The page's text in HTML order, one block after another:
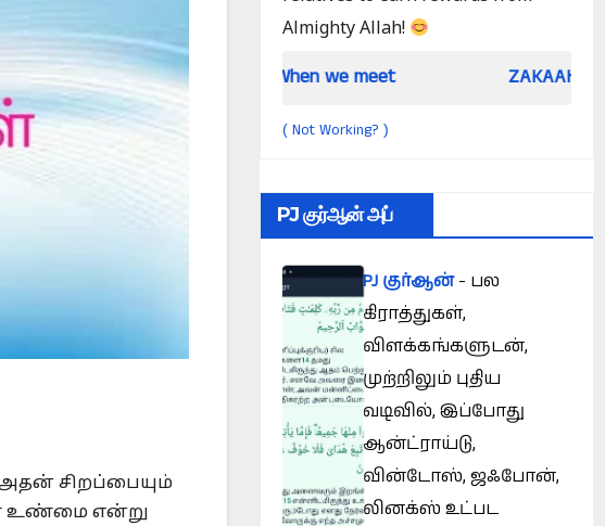
அதன் சிறப்பையும்
உண்மை என்று
Almighty Allah!
When we meet ZAKAAH (In the light of
( Not Working? )
PJ குர்ஆன் அப்
PJ குர்ஆன்- பல
கிராத்துகள்,
விளக்கங்களுடன்,
முற்றிலும் புதிய
வடிவில், இப்போது
ஆன்ட்ராய்டு,
வின்டோஸ், ஜஃபோன்,
லினக்ஸ் உட்பட